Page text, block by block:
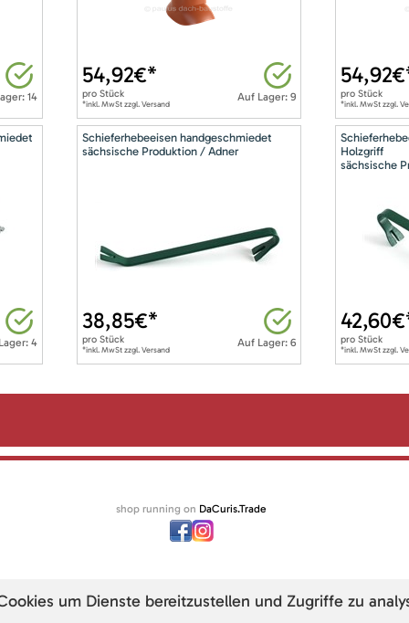
14 Auf Lager: 9
54,92€*
pro Stück
*inkl. MwSt zzgl. Versand
54,92
pro Stück
*inkl. MwSt zzgl.
4
Schieferhebeeisen handgeschmiedet
sächsische Produktion / Adner
Auf Lager: 6
38,85€*
pro Stück
*inkl. MwSt zzgl. Versand
Holzgriff
sächsische
42,60
pro Stück
*inkl. MwSt zzgl.
shop running on DaCuris.Trade
um Dienste bereitzustellen und Zugriffe zu